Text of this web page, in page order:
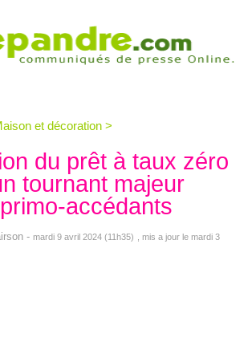
et décoration >
du prêt à taux zéro
tournant majeur
accédants
- mardi 9 avril 2024 (11h35)
, mis a jour le mardi 3